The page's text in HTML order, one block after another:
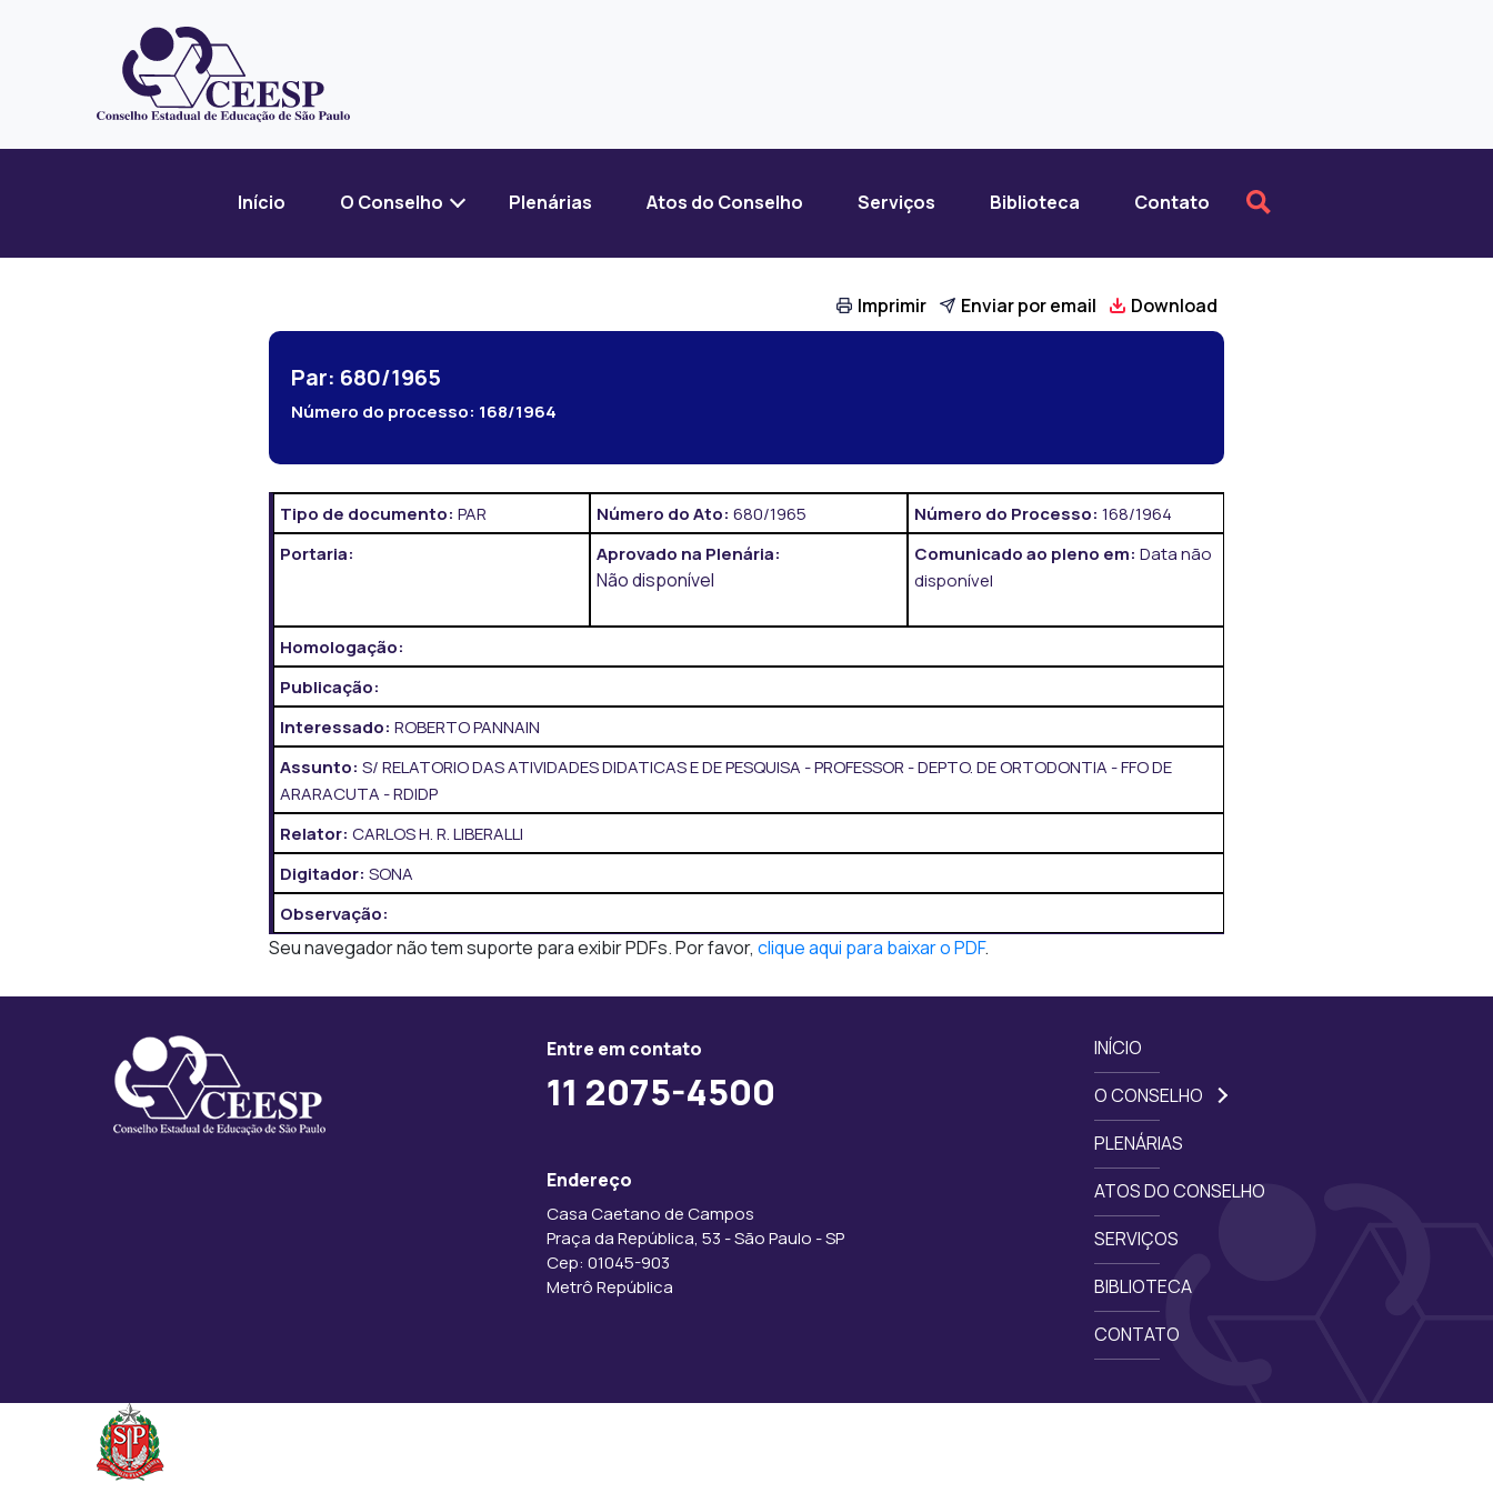
Início O Conselho Plenárias Atos do Conselho Serviços Biblioteca Contato
Imprimir Enviar por email Download
Par: 680/1965
Número do processo: 168/1964
Tipo de documento: PAR Número do Ato: 680/1965 Número do Processo: 168/1964
Portaria:
Aprovado na Plenária:
Não disponível
Comunicado ao pleno em: Data não
disponível
Homologação:
Publicação:
Interessado: ROBERTO PANNAIN
Assunto: S/ RELATORIO DAS ATIVIDADES DIDATICAS E DE PESQUISA - PROFESSOR - DEPTO. DE ORTODONTIA - FFO DE
ARARACUTA - RDIDP
Relator: CARLOS H. R. LIBERALLI
Digitador: SONA
Observação:
Seu navegador não tem suporte para exibir PDFs. Por favor, clique aqui para baixar o PDF.
Entre em contato
11 2075-4500
Endereço
Casa Caetano de Campos
Praça da República, 53 - São Paulo - SP
Cep: 01045-903
Metrô República
INÍCIO
O CONSELHO
PLENÁRIAS
ATOS DO CONSELHO
SERVIÇOS
BIBLIOTECA
CONTATO